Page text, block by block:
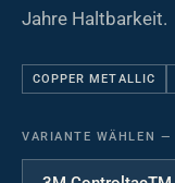
Jahre Haltbarkeit.
COPPER METALLIC
VARIANTE WÄHLEN —